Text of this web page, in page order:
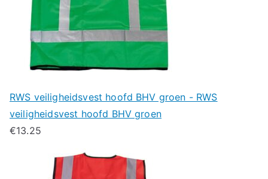
RWS veiligheidsvest hoofd BHV groen - RWS
veiligheidsvest hoofd BHV groen
€13.25